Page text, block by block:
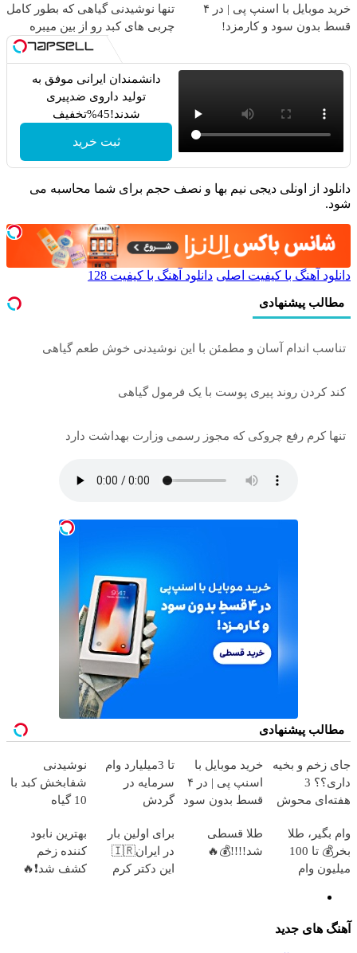
خرید موبایل با اسنپ پی | در ۴
قسط بدون سود و کارمزد!
تنها نوشیدنی گیاهی که بطور کامل
چربی های کبد رو از بین میبره
دانشمندان ایرانی موفق به
تولید داروی ضدپیری
شدند!45%تخفیف
ثبت خرید
دانلود از اونلی دیجی نیم بها و نصف حجم برای شما محاسبه می
شود.
دانلود آهنگ با کیفیت اصلی دانلود آهنگ با کیفیت 128
مطالب پیشنهادی
تناسب اندام آسان و مطمئن با این نوشیدنی خوش طعم گیاهی
کند کردن روند پیری پوست با یک فرمول گیاهی
تنها کرم رفع چروکی که مجوز رسمی وزارت بهداشت دارد
مطالب پیشنهادی
جای زخم و بخیه
داری؟؟ 3
هفته‌ای محوش
خرید موبایل با
اسنپ پی | در ۴
قسط بدون سود
تا 3میلیارد وام
سرمایه در
گردش
فروشگاهت رو
ثبت کن
نوشیدنی
شفابخش کبد با
10 گیاه
امشب)
وام بگیر، طلا
بخر💰 تا 100
میلیون وام
ضامن
طلا قسطی
شد!!!!💰🔥
برای اولین بار
در ایران🇮🇷
این دکتر کرم
بهترین نابود
کننده زخم
کشف شد❗🔥
آهنگ های جدید